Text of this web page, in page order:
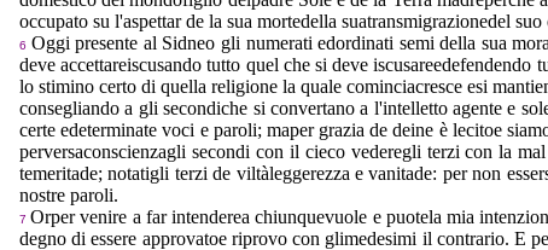
occupato su l'aspettar de la sua mortedella suatransmigrazionedel suo
6 Oggi presente al Sidneo gli numerati edordinati semi della sua
deve accettareiscusando tutto quel che si deve
lo stimino certo di quella religione la quale cominciacresce esi
consegliando a gli secondiche si convertano a l'intelletto agente e
certe edeterminate voci e paroli; maper grazia de deine è lecitoe
perversaconscienzagli secondi con il cieco vederegli terzi con la
temeritade; notatigli terzi de viltàleggerezza e vanitade: per non
nostre paroli.
7Orper venire a far intenderea chiunquevuole e puotela mia
degno di essere approvatoe riprovo con glimedesimi il contrario. E